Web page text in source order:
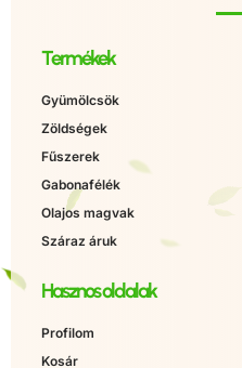
Termékek
Gyümölcsök
Zöldségek
Fűszerek
Gabonafélék
Olajos magvak
Száraz áruk
Hasznos oldalak
Profilom
Kosár